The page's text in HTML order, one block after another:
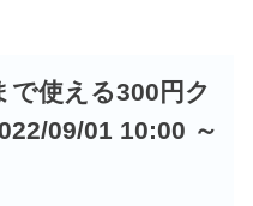
使える300円ク
09/01 10:00 ～